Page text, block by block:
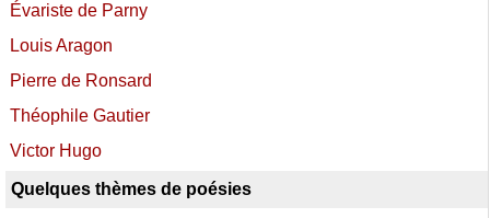
Évariste de Parny
Louis Aragon
Pierre de Ronsard
Théophile Gautier
Victor Hugo
Quelques thèmes de poésies